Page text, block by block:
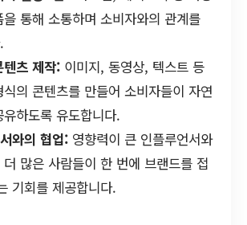
을 통해 소통하며 소비자와의 관계를
텐츠 제작: 이미지, 동영상, 텍스트 등
식의 콘텐츠를 만들어 소비자들이 자연
하도록 유도합니다.
와의 협업: 영향력이 큰 인플루언서와
더 많은 사람들이 한 번에 브랜드를 접
기회를 제공합니다.